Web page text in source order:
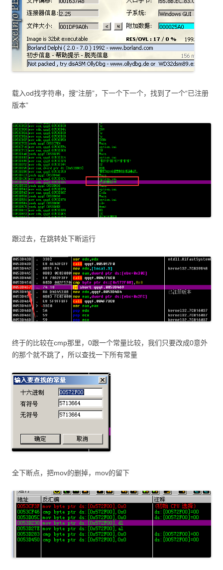
载入od找字符串，搜“注册”，下一个下一个，找到了一个“已注册
版本”
跟过去，在跳转处下断运行
终于的比较在cmp那里，0跟一个常量比较，我们只要改成0意外
的那个就不跳了，所以查找一下所有常量
全下断点，把mov的删掉，mov的留下